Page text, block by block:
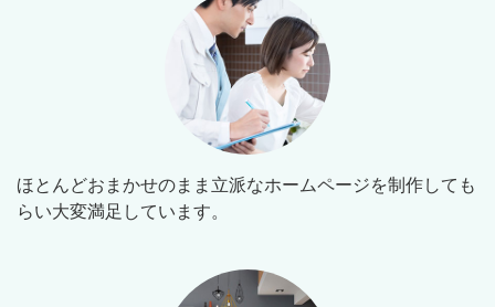
ほとんどおまかせのまま立派なホームページを制作しても
らい大変満足しています。